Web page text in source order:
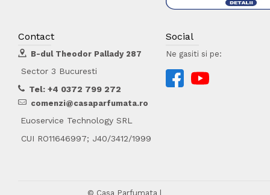
Contact
B-dul Theodor Pallady 287
Sector 3 Bucuresti
Tel: +4 0372 799 272
comenzi@casaparfumata.ro
Euoservice Technology SRL
CUI RO11646997; J40/3412/1999
Social
Ne gasiti si pe:
© Casa Parfumata |